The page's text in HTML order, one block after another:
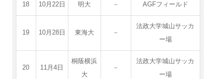
18 10月22日 明大 － AGFフィールド
19 10月28日 東海大 －
法政大学城山サッカ
ー場
20 11月4日
桐蔭横浜
大
－
法政大学城山サッカ
ー場